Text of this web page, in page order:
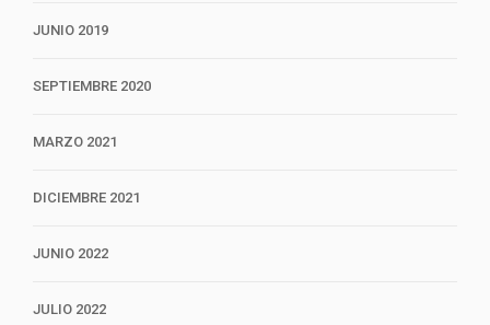
JUNIO 2019
SEPTIEMBRE 2020
MARZO 2021
DICIEMBRE 2021
JUNIO 2022
JULIO 2022